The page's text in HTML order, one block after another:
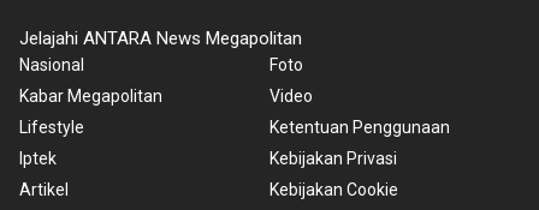
Jelajahi ANTARA News Megapolitan
Nasional
Kabar Megapolitan
Lifestyle
Iptek
Artikel
Foto
Video
Ketentuan Penggunaan
Kebijakan Privasi
Kebijakan Cookie